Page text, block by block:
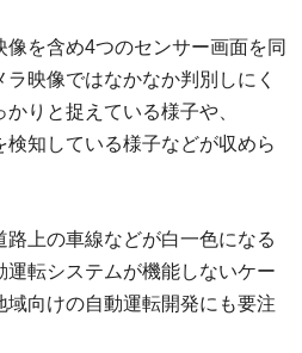
を含め4つのセンサー画面を同
映像ではなかなか判別しにく
りと捉えている様子や、
知している様子などが収めら
路上の車線などが白一色になる
転システムが機能しないケー
域向けの自動運転開発にも要注